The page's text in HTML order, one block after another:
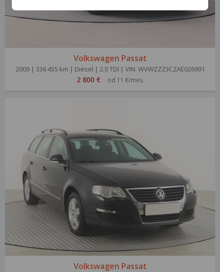
Volkswagen Passat
2009 | 336 455 km | Diesel | 2.0 TDI | VIN: WVWZZZ3CZAE026991
2 800 € od 11 €/mes.
Volkswagen Passat